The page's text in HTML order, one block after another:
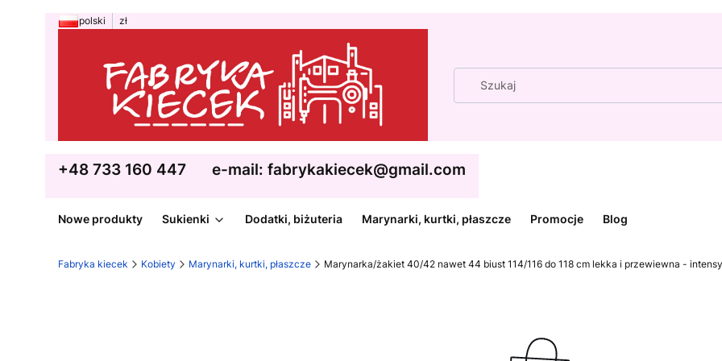
polski zł
+48 733 160 447 e-mail: fabrykakiecek@gmail.com
Nowe produkty Sukienki Dodatki, biżuteria Marynarki, kurtki, płaszcze Promocje Blog
Fabryka kiecek Kobiety Marynarki, kurtki, płaszcze Marynarka/żakiet 40/42 nawet 44 biust 114/116 do 118 cm lekka i przewiewna -